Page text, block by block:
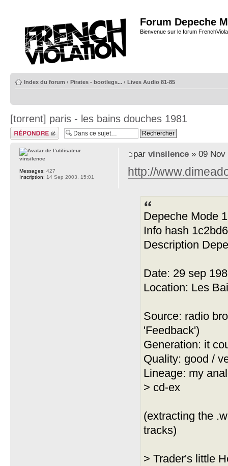
Forum Depeche
Bienvenue sur le forum
Index du forum ‹ Pirates - bootlegs... ‹ Lives Audio 81-85
[torrent] paris - les bains douches 1981
Répondre
par vinsilence» 09 Nov
http://
Depeche Mode
Info hash
Description
Date: 29 sep
Location: Les
Source: radio
'Feedback')
Generation: it
Quality: good /
Lineage: my
> cd-ex
(extracting the
tracks)
> Trader's little
vinsilence
Messages: 427
Inscription: 14 Sep 2003, 15:01